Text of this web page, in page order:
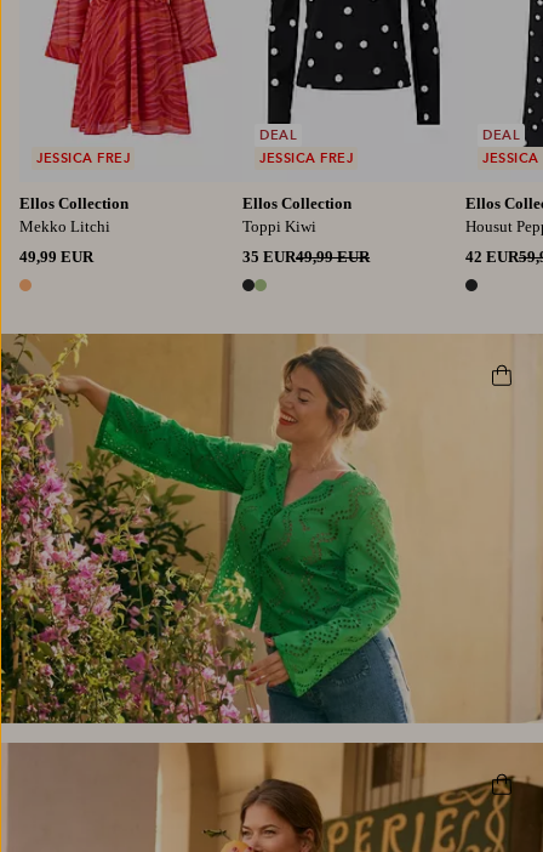
Ellos Collection
Mekko Litchi
49,99 EUR
1 väri
JESSICA FREJ
Ellos Collection
Toppi Kiwi
35 EUR49,99 EUR
2 värejä
DEAL
JESSICA FREJ
Ellos
Housut
42 EUR
1 väri
DEAL
JESSICA